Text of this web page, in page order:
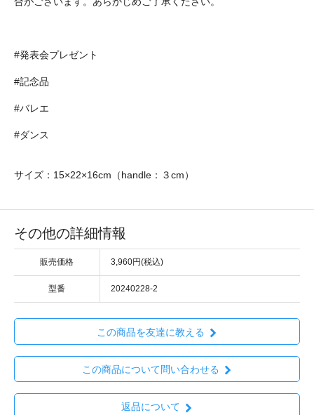
#発表会プレゼント
#記念品
#バレエ
#ダンス
サイズ：15×22×16cm（handle：３cm）
その他の詳細情報
販売価格 3,960円(税込)
型番 20240228-2
この商品を友達に教える
この商品について問い合わせる
返品について